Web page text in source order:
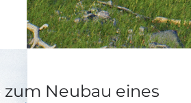
Neubau eines